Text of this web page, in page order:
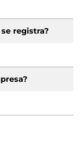
registra?